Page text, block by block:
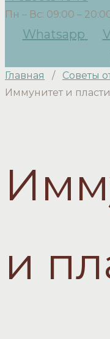
Пн – Вс: 09:00 –
Whatsapp
Главная / Советы
Иммунитет и
и